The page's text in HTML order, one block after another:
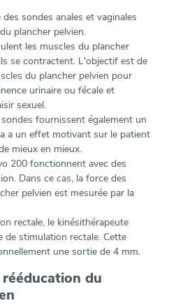
sondes anales et vaginales
plancher pelvien.
les muscles du plancher
se contractent. L'objectif est de
du plancher pelvien pour
urinaire ou fécale et
sexuel.
fournissent également un
a un effet motivant sur le patient
mieux en mieux.
200 fonctionnent avec des
Dans ce cas, la force des
pelvien est mesurée par la
rectale, le kinésithérapeute
de stimulation rectale. Cette
une sortie de 4 mm.
du